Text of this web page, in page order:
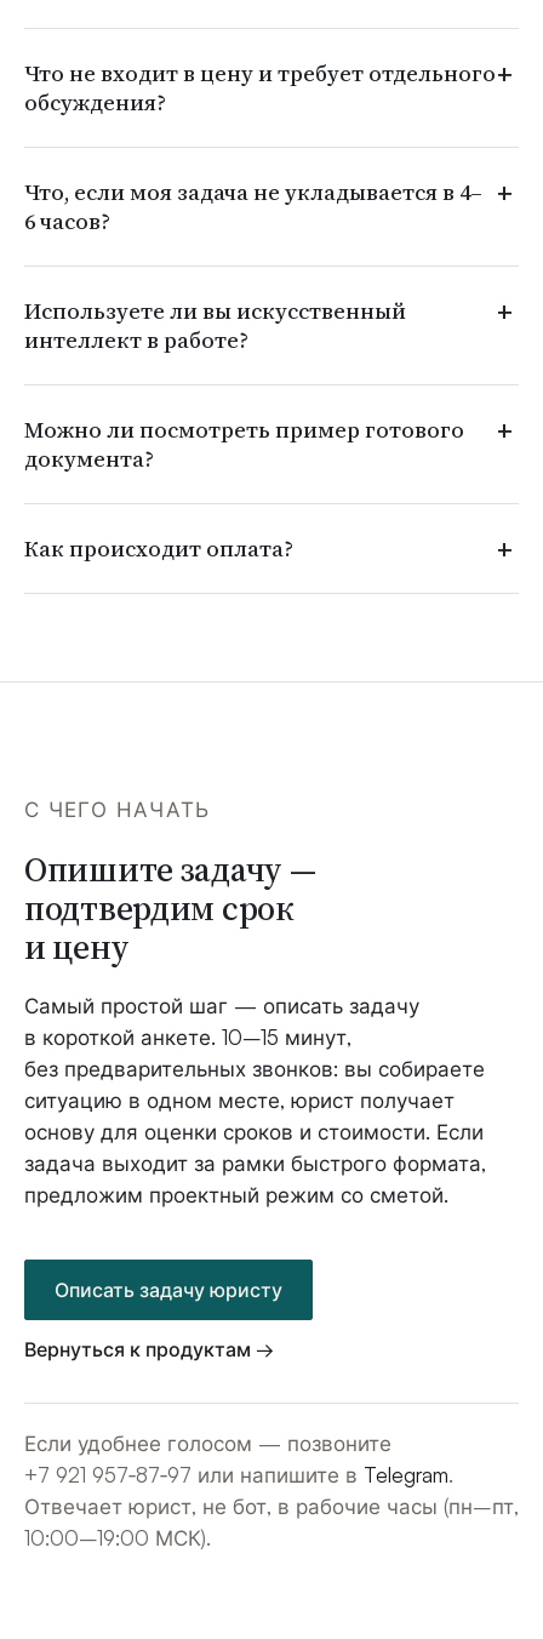
Что не входит в цену и требует отдельного
обсуждения?
Что, если моя задача не укладывается в 4–
6 часов?
Используете ли вы искусственный
интеллект в работе?
Можно ли посмотреть пример готового
документа?
Как происходит оплата?
С ЧЕГО НАЧАТЬ
Опишите задачу —
подтвердим срок
и цену
Самый простой шаг — описать задачу
в короткой анкете. 10–15 минут,
без предварительных звонков: вы собираете
ситуацию в одном месте, юрист получает
основу для оценки сроков и стоимости. Если
задача выходит за рамки быстрого формата,
предложим проектный режим со сметой.
Описать задачу юристу
Вернуться к продуктам →
Если удобнее голосом — позвоните
+7 921 957‑87‑97 или напишите в Telegram.
Отвечает юрист, не бот, в рабочие часы (пн–пт,
10:00–19:00 МСК).